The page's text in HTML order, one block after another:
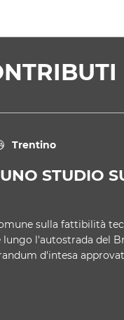
Trentino
STUDIO
sulla fattibilità
l'autostrada del
d'intesa